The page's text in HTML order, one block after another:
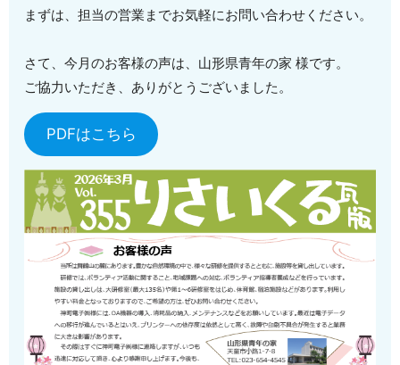
まずは、担当の営業までお気軽にお問い合わせください。
さて、今月のお客様の声は、山形県青年の家 様です。
ご協力いただき、ありがとうございました。
PDFはこちら